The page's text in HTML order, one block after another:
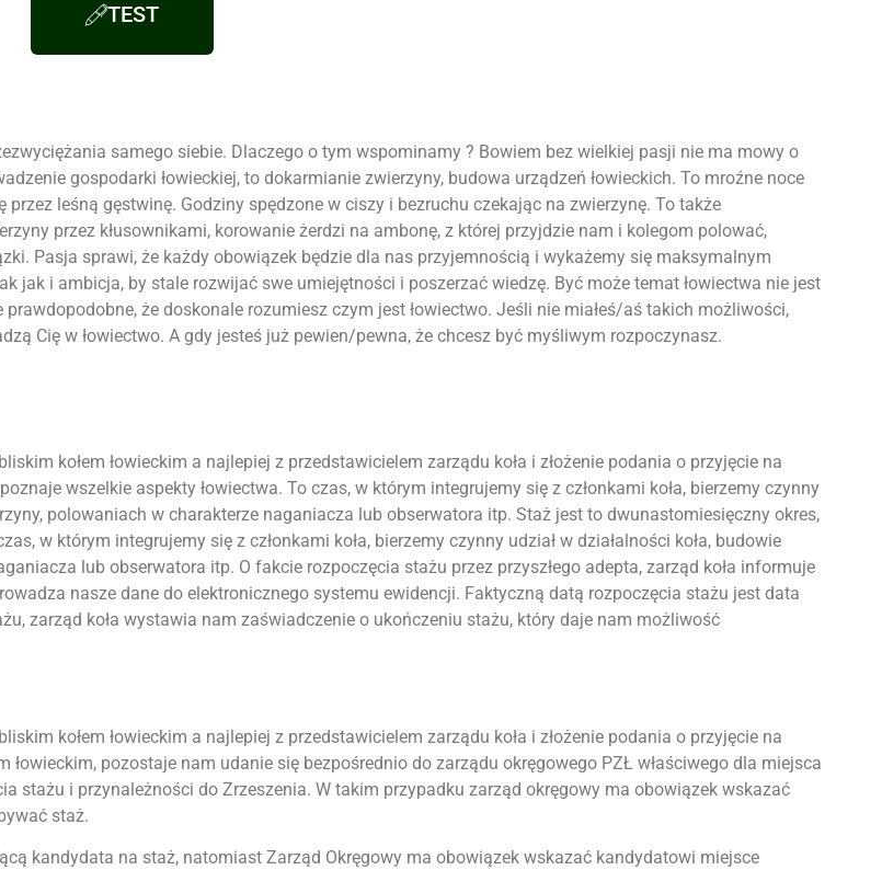
TEST
samego siebie. Dlaczego o tym wspominamy ? Bowiem bez wielkiej pasji nie ma mowy o
gospodarki łowieckiej, to dokarmianie zwierzyny, budowa urządzeń łowieckich. To mroźne noce
leśną gęstwinę. Godziny spędzone w ciszy i bezruchu czekając na zwierzynę. To także
przez kłusownikami, korowanie żerdzi na ambonę, z której przyjdzie nam i kolegom polować,
Pasja sprawi, że każdy obowiązek będzie dla nas przyjemnością i wykażemy się maksymalnym
jak i ambicja, by stale rozwijać swe umiejętności i poszerzać wiedzę. Być może temat łowiectwa nie jest
że doskonale rozumiesz czym jest łowiectwo. Jeśli nie miałeś/aś takich możliwości,
Cię w łowiectwo. A gdy jesteś już pewien/pewna, że chcesz być myśliwym rozpoczynasz.
kołem łowieckim a najlepiej z przedstawicielem zarządu koła i złożenie podania o przyjęcie na
wszelkie aspekty łowiectwa. To czas, w którym integrujemy się z członkami koła, bierzemy czynny
polowaniach w charakterze naganiacza lub obserwatora itp. Staż jest to dwunastomiesięczny okres,
w którym integrujemy się z członkami koła, bierzemy czynny udział w działalności koła, budowie
lub obserwatora itp. O fakcie rozpoczęcia stażu przez przyszłego adepta, zarząd koła informuje
nasze dane do elektronicznego systemu ewidencji. Faktyczną datą rozpoczęcia stażu jest data
zarząd koła wystawia nam zaświadczenie o ukończeniu stażu, który daje nam możliwość
kołem łowieckim a najlepiej z przedstawicielem zarządu koła i złożenie podania o przyjęcie na
pozostaje nam udanie się bezpośrednio do zarządu okręgowego PZŁ właściwego dla miejsca
stażu i przynależności do Zrzeszenia. W takim przypadku zarząd okręgowy ma obowiązek wskazać
staż.
kandydata na staż, natomiast Zarząd Okręgowy ma obowiązek wskazać kandydatowi miejsce